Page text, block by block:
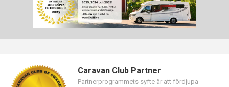
Caravan Club Partner
Partnerprogrammets syfte är att fördjupa